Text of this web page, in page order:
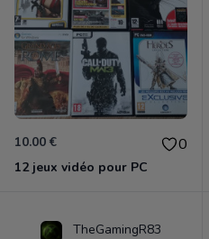
10.00 € 0
12 jeux vidéo pour PC
TheGamingR83